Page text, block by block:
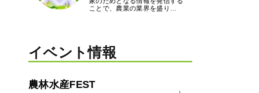
ことで、農業の業界を盛り…
イベント情報
農林水産FEST